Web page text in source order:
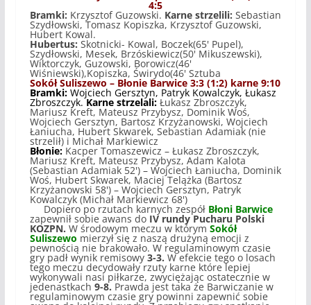
4:5
Bramki: Krzysztof Guzowski. Karne strzelili: Sebastian
Szydłowski, Tomasz Kopiszka, Krzysztof Guzowski,
Hubert Kowal.
Hubertus: Skotnicki- Kowal, Boczek(65' Pupel),
Szydłowski, Mesek, Brzóskiewicz(50' Mikuszewski),
Wiktorczyk, Guzowski, Borowicz(46'
Wiśniewski),Kopiszka, Świrydo(46' Sztuba
Sokół Suliszewo – Błonie Barwice 3:3 (1:2) karne 9:10
Bramki: Wojciech Gersztyn, Patryk Kowalczyk, Łukasz
Zbroszczyk.Karne strzelali: Łukasz Zbroszczyk,
Mariusz Kreft, Mateusz Przybysz, Dominik Woś,
Wojciech Gersztyn, Bartosz Krzyżanowski, Wojciech
Łaniucha, Hubert Skwarek, Sebastian Adamiak (nie
strzelił) i Michał Markiewicz
Błonie: Kacper Tomaszewicz – Łukasz Zbroszczyk,
Mariusz Kreft, Mateusz Przybysz, Adam Kalota
(Sebastian Adamiak 52') – Wojciech Łaniucha, Dominik
Woś, Hubert Skwarek, Maciej Telążka (Bartosz
Krzyżanowski 58') – Wojciech Gersztyn, Patryk
Kowalczyk (Michał Markiewicz 68')
Dopiero po rzutach karnych zespół Błoni Barwice
zapewnił sobie awans do IV rundy Pucharu Polski
KOZPN. W środowym meczu w którym Sokół
Suliszewo mierzył się z naszą drużyną emocji z
pewnością nie brakowało. W regulaminowym czasie
gry padł wynik remisowy 3-3. W efekcie tego o losach
tego meczu decydowały rzuty karne które lepiej
wykonywali nasi piłkarze, zwyciężając ostatecznie w
jedenastkach 9-8. Prawda jest taka że Barwiczanie w
regulaminowym czasie gry powinni zapewnić sobie